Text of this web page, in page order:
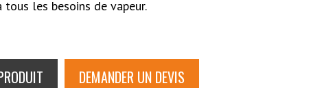
les besoins de vapeur.
DEMANDER UN DEVIS